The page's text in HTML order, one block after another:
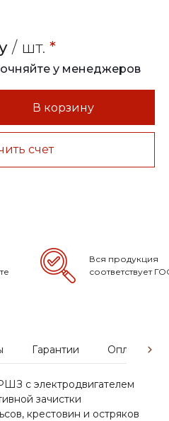
/ шт. *
у менеджеров
В корзину
счет
Вся продукция
соответствует
Гарантии Оплата и
с электродвигателем
зачистки
крестовин и остряков